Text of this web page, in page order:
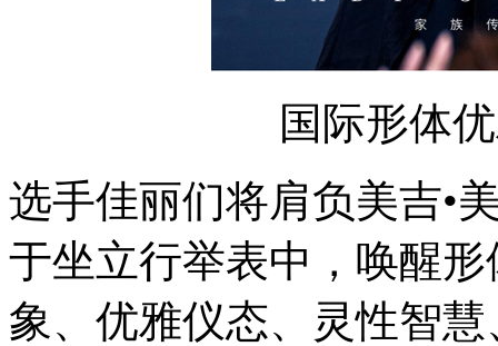
国际形体
选手佳丽们将肩负美吉•
于坐立行举表中，唤醒
象、优雅仪态、灵性智